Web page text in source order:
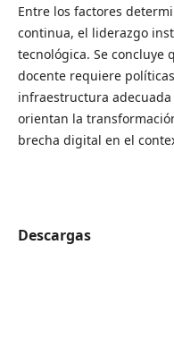
Entre los factores
continua, el liderazgo
tecnológica. Se
docente requiere
infraestructura
orientan la
brecha digital en el
Descargas